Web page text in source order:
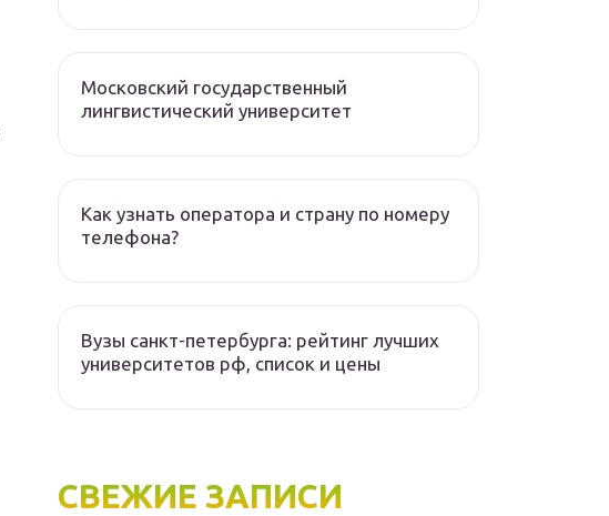
Московский государственный
лингвистический университет
Как узнать оператора и страну по номеру
телефона?
Вузы санкт-петербурга: рейтинг лучших
университетов рф, список и цены
СВЕЖИЕ ЗАПИСИ